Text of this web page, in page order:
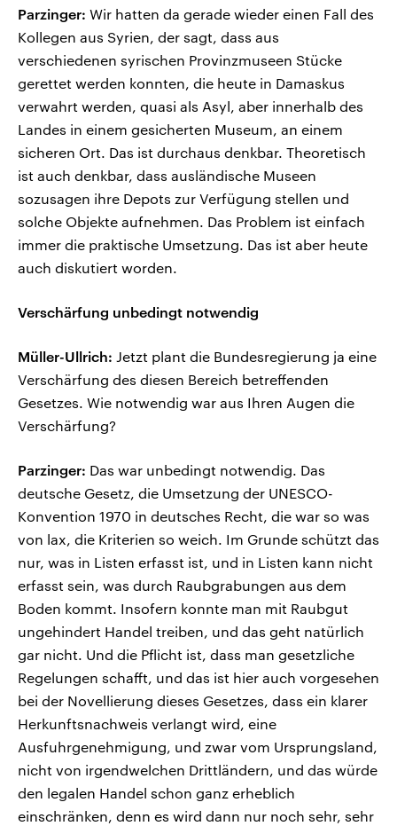
Parzinger: Wir hatten da gerade wieder einen Fall des
Kollegen aus Syrien, der sagt, dass aus
verschiedenen syrischen Provinzmuseen Stücke
gerettet werden konnten, die heute in Damaskus
verwahrt werden, quasi als Asyl, aber innerhalb des
Landes in einem gesicherten Museum, an einem
sicheren Ort. Das ist durchaus denkbar. Theoretisch
ist auch denkbar, dass ausländische Museen
sozusagen ihre Depots zur Verfügung stellen und
solche Objekte aufnehmen. Das Problem ist einfach
immer die praktische Umsetzung. Das ist aber heute
auch diskutiert worden.
Verschärfung unbedingt notwendig
Müller-Ullrich: Jetzt plant die Bundesregierung ja eine
Verschärfung des diesen Bereich betreffenden
Gesetzes. Wie notwendig war aus Ihren Augen die
Verschärfung?
Parzinger: Das war unbedingt notwendig. Das
deutsche Gesetz, die Umsetzung der UNESCO-
Konvention 1970 in deutsches Recht, die war so was
von lax, die Kriterien so weich. Im Grunde schützt das
nur, was in Listen erfasst ist, und in Listen kann nicht
erfasst sein, was durch Raubgrabungen aus dem
Boden kommt. Insofern konnte man mit Raubgut
ungehindert Handel treiben, und das geht natürlich
gar nicht. Und die Pflicht ist, dass man gesetzliche
Regelungen schafft, und das ist hier auch vorgesehen
bei der Novellierung dieses Gesetzes, dass ein klarer
Herkunftsnachweis verlangt wird, eine
Ausfuhrgenehmigung, und zwar vom Ursprungsland,
nicht von irgendwelchen Drittländern, und das würde
den legalen Handel schon ganz erheblich
einschränken, denn es wird dann nur noch sehr, sehr